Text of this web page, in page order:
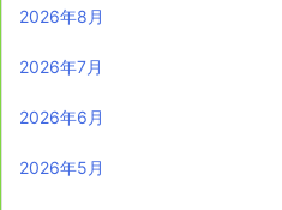
2026年8月
2026年7月
2026年6月
2026年5月